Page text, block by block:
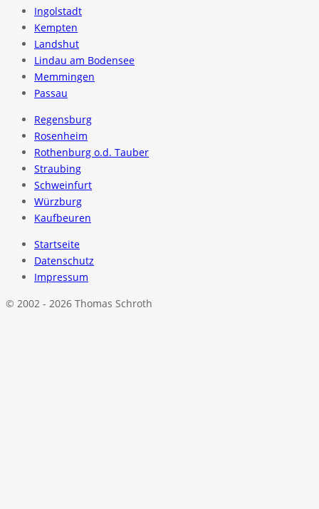
Ingolstadt
Kempten
Landshut
Lindau am Bodensee
Memmingen
Passau
Regensburg
Rosenheim
Rothenburg o.d. Tauber
Straubing
Schweinfurt
Würzburg
Kaufbeuren
Startseite
Datenschutz
Impressum
© 2002 - 2026 Thomas Schroth